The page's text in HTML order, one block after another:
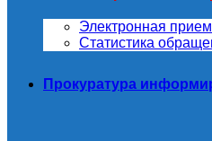
Электронная
Статистика
Прокуратура